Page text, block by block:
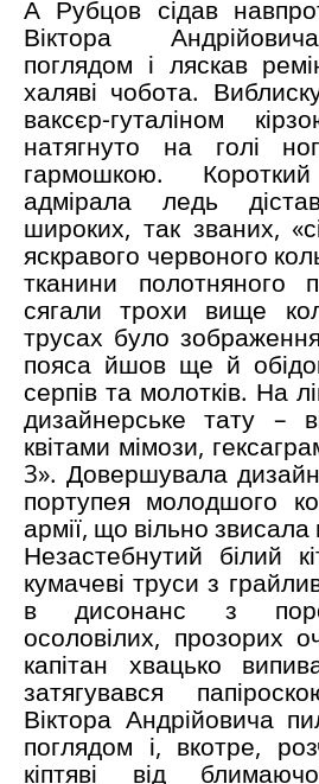
А Рубцов сідав
Віктора
поглядом і ляскав
халяві чобота.
ваксєр-гуталіном
натягнуто на голі
гармошкою.
адмірала ледь
широких, так званих,
яскравого червоного
тканини полотняного
сягали трохи вище
трусах було
пояса йшов ще й
серпів та молотків. На
дизайнерське тату –
квітами мімози,
3». Довершувала
портупея молодшого
армії, що вільно звисала
Незастебнутий білий
кумачеві труси з
в дисонанс з
осоловілих, прозорих
капітан хвацько
затягувався
Віктора Андрійовича
поглядом і, вкотре,
кіптяві від